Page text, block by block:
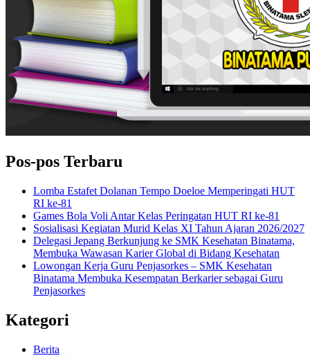
Pos-pos Terbaru
Lomba Estafet Dolanan Tempo Doeloe Memperingati HUT
RI ke-81
Games Bola Voli Antar Kelas Peringatan HUT RI ke-81
Sosialisasi Kegiatan Murid Kelas XI Tahun Ajaran 2026/2027
Delegasi Jepang Berkunjung ke SMK Kesehatan Binatama,
Membuka Wawasan Karier Global di Bidang Kesehatan
Lowongan Kerja Guru Penjasorkes – SMK Kesehatan
Binatama Membuka Kesempatan Berkarier sebagai Guru
Penjasorkes
Kategori
Berita